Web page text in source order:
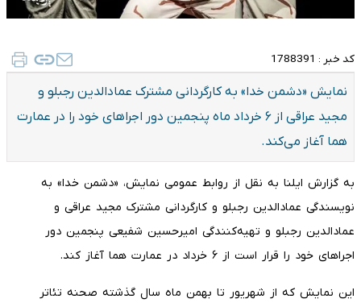
کد خبر : 1788391
نمایش «دشمن خدا» به کارگردانی مشترک عمادالدین رجبلو و
مجید عراقی از ۶ خرداد ماه پنجمین دور اجراهای خود را در عمارت
هما آغاز می‌کند.
به گزارش ایلنا به نقل از روابط عمومی نمایش، «دشمن خدا» به
نویسندگی عمادالدین رجبلو و کارگردانی مشترک مجید عراقی و
عمادالدین رجبلو و تهیه‌کنندگی امیرحسین شفیعی پنجمین دور
اجراهای خود را قرار است از ۶ خرداد در عمارت هما آغاز کند.
این نمایش که از شهریور تا بهمن ماه سال گذشته صحنه تئاتر